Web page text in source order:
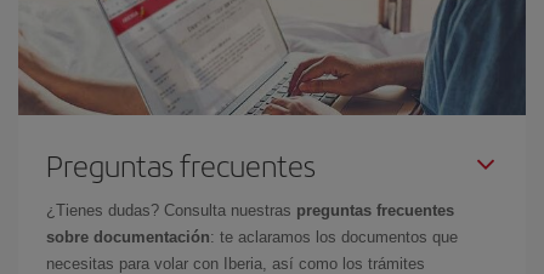
Preguntas frecuentes
¿Tienes dudas? Consulta nuestras preguntas frecuentes
sobre documentación: te aclaramos los documentos que
necesitas para volar con Iberia, así como los trámites